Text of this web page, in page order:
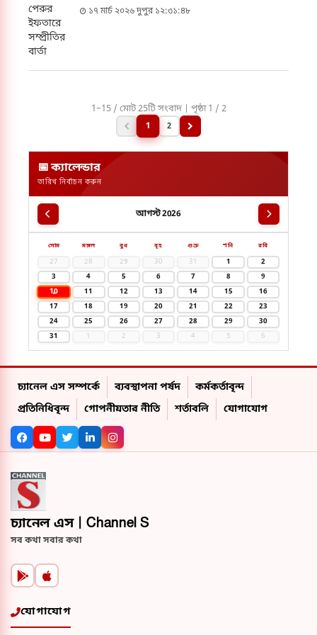
১৭ মার্চ ২০২৬ দুপুর ১২:৩১:৪৮
1–15 / মোট 25টি সংবাদ | পৃষ্ঠা 1 / 2
1 2
📅 ক্যালেন্ডার
তারিখ নির্বাচন করুন
আগস্ট 2026
সোম মঙ্গল বুধ বৃহ শুক্র শনি রবি
27 28 29 30 31 1
2
3
4 5 6 7 8 9
10 11 12 13 14 15
16
17
18 19 20 21 22
23
24
25 26 27 28 29
30
31
1 2 3 4 5 6
চ্যানেল এস সম্পর্কে ব্যবস্থাপনা পর্ষদ
কর্মকর্তাবৃন্দ
প্রতিনিধিবৃন্দ
গোপনীয়তার নীতি শর্তাবলি যোগাযোগ
চ্যানেল এস | Channel S
সব কথা সবার কথা
যোগাযোগ